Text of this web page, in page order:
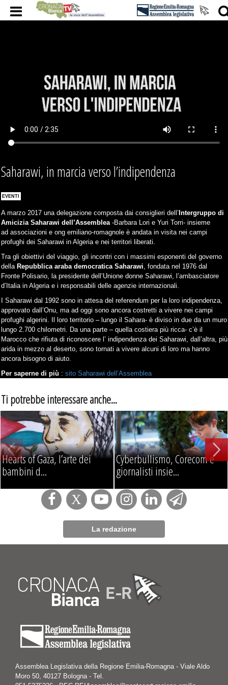
Saharawi, in marcia verso l’indipendenza
EVENTI
A marzo 2017 una delegazione composta dai consiglieri dell’ Intergruppo di
Amicizia Saharawi dell’Assemblea-Barbara Lori e Yuri Torri- insieme
ad associazioni e ong emiliano-romagnole è andata in visita nei campi
profughi dei Saharawi in Algeria e nei territori liberati.
Tra gli obiettivi del viaggio, gli incontri con i massimi esponenti del governo
della Repubblica araba democratica Saharawi, fondata nel 1976 dal
Fronte Polisario, la presidente dell’Unione donne Saharawi, l’ambasciatore
d’Italia in Algeria e i responsabili delle agenzie internazionali.
I Saharawi dal 1992 sono in attesa del referendum per la loro indipendenza,
approvato dall’Onu, ma ad oggi sono ancora costretti a vivere nei campi
profughi algerini. Il loro territorio – lungo il Sahara- è diviso in due da un muro
lungo 2.700 chilometri. Da una parte – quella costiera più ricca- c’è il
Marocco che rifiuta di riconoscere l’ indipendenza dei Saharawi, dall’altra, più
arida in mezzo al deserto, sono tornati a vivere alcuni di loro ma hanno
ancora bisogno di aiuto.
Per saperne di più :sito Saharawi dell’Assemblea
Ti potrebbe interessare anche...
Hearts of Gaza, l’arte dei
bambini d...
Cyberbullismo, Corecom e
giornalisti insie...
La redazione
Assemblea Legislativa della Regione Emilia-Romagna - Viale Aldo
Moro 50, 40127 Bologna - Tel.